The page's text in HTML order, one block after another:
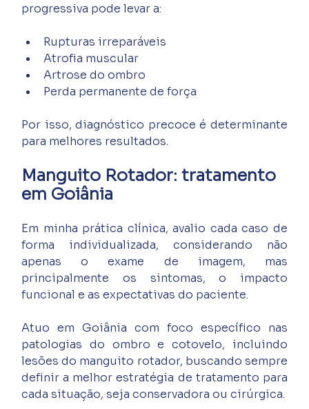
progressiva pode levar a:
Rupturas irreparáveis
Atrofia muscular
Artrose do ombro
Perda permanente de força
Por isso, diagnóstico precoce é determinante
para melhores resultados.
Manguito Rotador: tratamento
em Goiânia
Em minha prática clínica, avalio cada caso de
forma individualizada, considerando não
apenas o exame de imagem, mas
principalmente os sintomas, o impacto
funcional e as expectativas do paciente.
Atuo em Goiânia com foco específico nas
patologias do ombro e cotovelo, incluindo
lesões do manguito rotador, buscando sempre
definir a melhor estratégia de tratamento para
cada situação, seja conservadora ou cirúrgica.